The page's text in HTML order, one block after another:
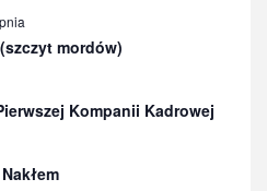
mordów)
Kompanii Kadrowej